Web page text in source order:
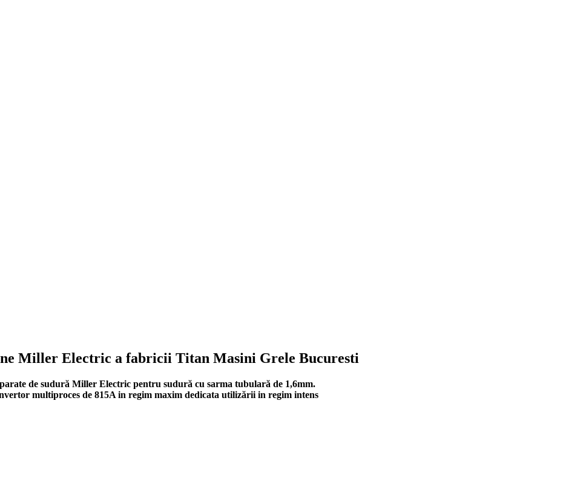
Miller Electric a fabricii Titan Masini Grele Bucuresti
de sudură Miller Electric pentru sudură cu sarma tubulară de 1,6mm.
multiproces de 815A in regim maxim dedicata utilizării in regim intens